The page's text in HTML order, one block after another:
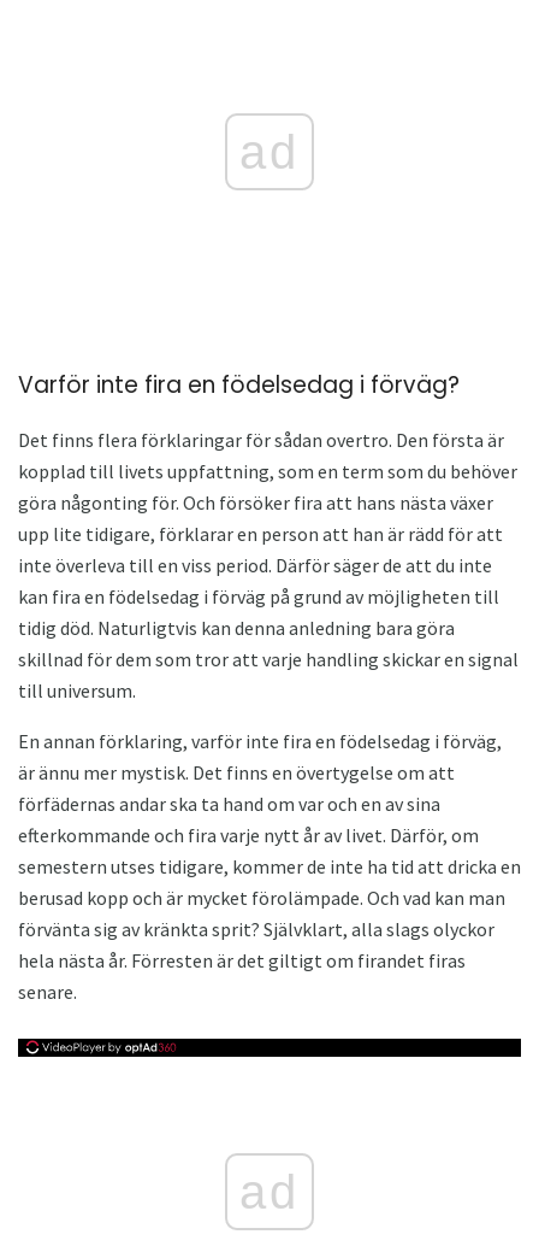
ad
Varför inte fira en födelsedag i förväg?
Det finns flera förklaringar för sådan overtro. Den första är
kopplad till livets uppfattning, som en term som du behöver
göra någonting för. Och försöker fira att hans nästa växer
upp lite tidigare, förklarar en person att han är rädd för att
inte överleva till en viss period. Därför säger de att du inte
kan fira en födelsedag i förväg på grund av möjligheten till
tidig död. Naturligtvis kan denna anledning bara göra
skillnad för dem som tror att varje handling skickar en signal
till universum.
En annan förklaring, varför inte fira en födelsedag i förväg,
är ännu mer mystisk. Det finns en övertygelse om att
förfädernas andar ska ta hand om var och en av sina
efterkommande och fira varje nytt år av livet. Därför, om
semestern utses tidigare, kommer de inte ha tid att dricka en
berusad kopp och är mycket förolämpade. Och vad kan man
förvänta sig av kränkta sprit? Självklart, alla slags olyckor
hela nästa år. Förresten är det giltigt om firandet firas
senare.
ad